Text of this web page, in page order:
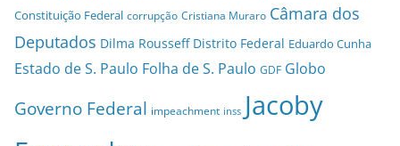
Constituição Federal corrupção Cristiana Muraro Câmara dos
Deputados Dilma Rousseff Distrito Federal Eduardo Cunha
Estado de S. Paulo Folha de S. Paulo GDF Globo
Governo Federal impeachment inss Jacoby